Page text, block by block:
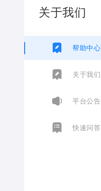
关于我们
帮助中心
关于我们
平台公告
快速问答